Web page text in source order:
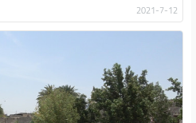
2021-7-12